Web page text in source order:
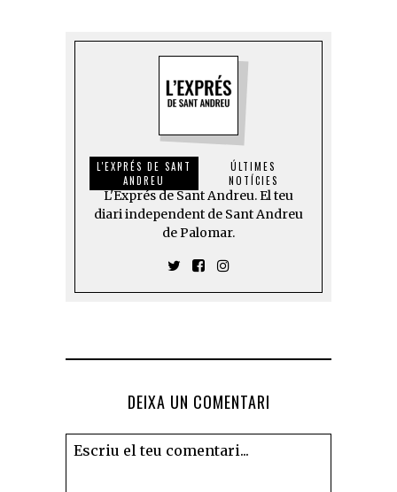
L'EXPRÉS DE SANT
ANDREU
ÚLTIMES
NOTÍCIES
L'Exprés de Sant Andreu. El teu
diari independent de Sant Andreu
de Palomar.
DEIXA UN COMENTARI